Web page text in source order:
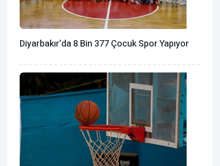
Diyarbakır’da 8 Bin 377 Çocuk Spor Yapıyor